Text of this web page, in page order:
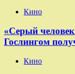
Кино
«Серый
Гослингом
Кино